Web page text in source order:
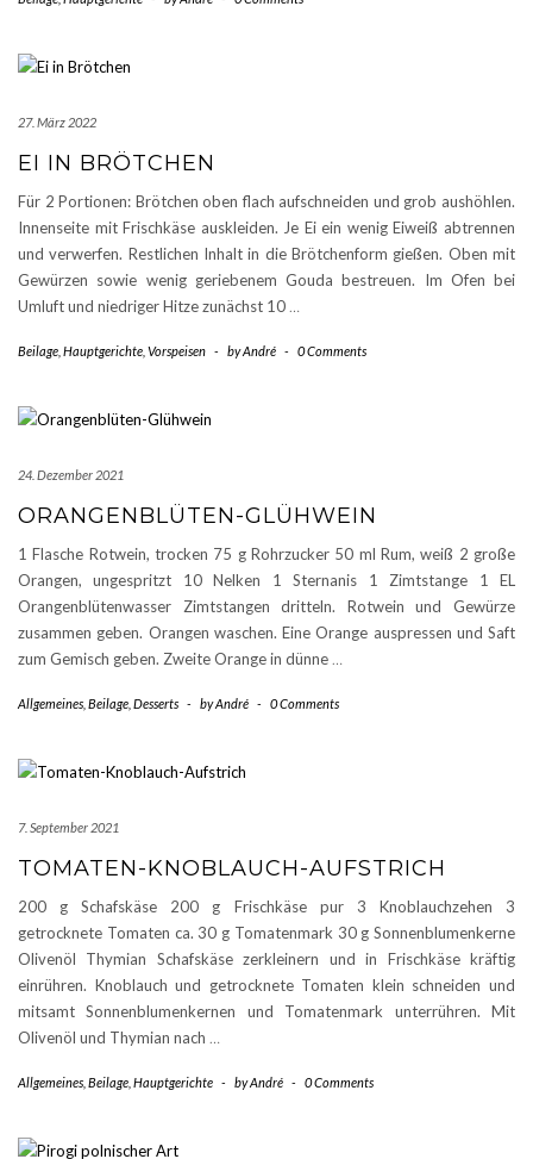
27. März 2022
EI IN BRÖTCHEN
Für 2 Portionen: Brötchen oben flach aufschneiden und grob aushöhlen.
Innenseite mit Frischkäse auskleiden. Je Ei ein wenig Eiweiß abtrennen
und verwerfen. Restlichen Inhalt in die Brötchenform gießen. Oben mit
Gewürzen sowie wenig geriebenem Gouda bestreuen. Im Ofen bei
Umluft und niedriger Hitze zunächst 10 …
Beilage Hauptgerichte Vorspeisen - byAndré - 0 Comments
24. Dezember 2021
ORANGENBLÜTEN-GLÜHWEIN
1 Flasche Rotwein, trocken 75 g Rohrzucker 50 ml Rum, weiß 2 große
Orangen, ungespritzt 10 Nelken 1 Sternanis 1 Zimtstange 1 EL
Orangenblütenwasser Zimtstangen dritteln. Rotwein und Gewürze
zusammen geben. Orangen waschen. Eine Orange auspressen und Saft
zum Gemisch geben. Zweite Orange in dünne …
Allgemeines Beilage Desserts - byAndré - 0 Comments
7. September 2021
TOMATEN-KNOBLAUCH-AUFSTRICH
200 g Schafskäse 200 g Frischkäse pur 3 Knoblauchzehen 3
getrocknete Tomaten ca. 30 g Tomatenmark 30 g Sonnenblumenkerne
Olivenöl Thymian Schafskäse zerkleinern und in Frischkäse kräftig
einrühren. Knoblauch und getrocknete Tomaten klein schneiden und
mitsamt Sonnenblumenkernen und Tomatenmark unterrühren. Mit
Olivenöl und Thymian nach …
Allgemeines Beilage Hauptgerichte - byAndré - 0 Comments